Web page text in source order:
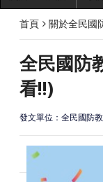
首頁 關於全民國
全民國防
看!!)
發文單位：全民國防